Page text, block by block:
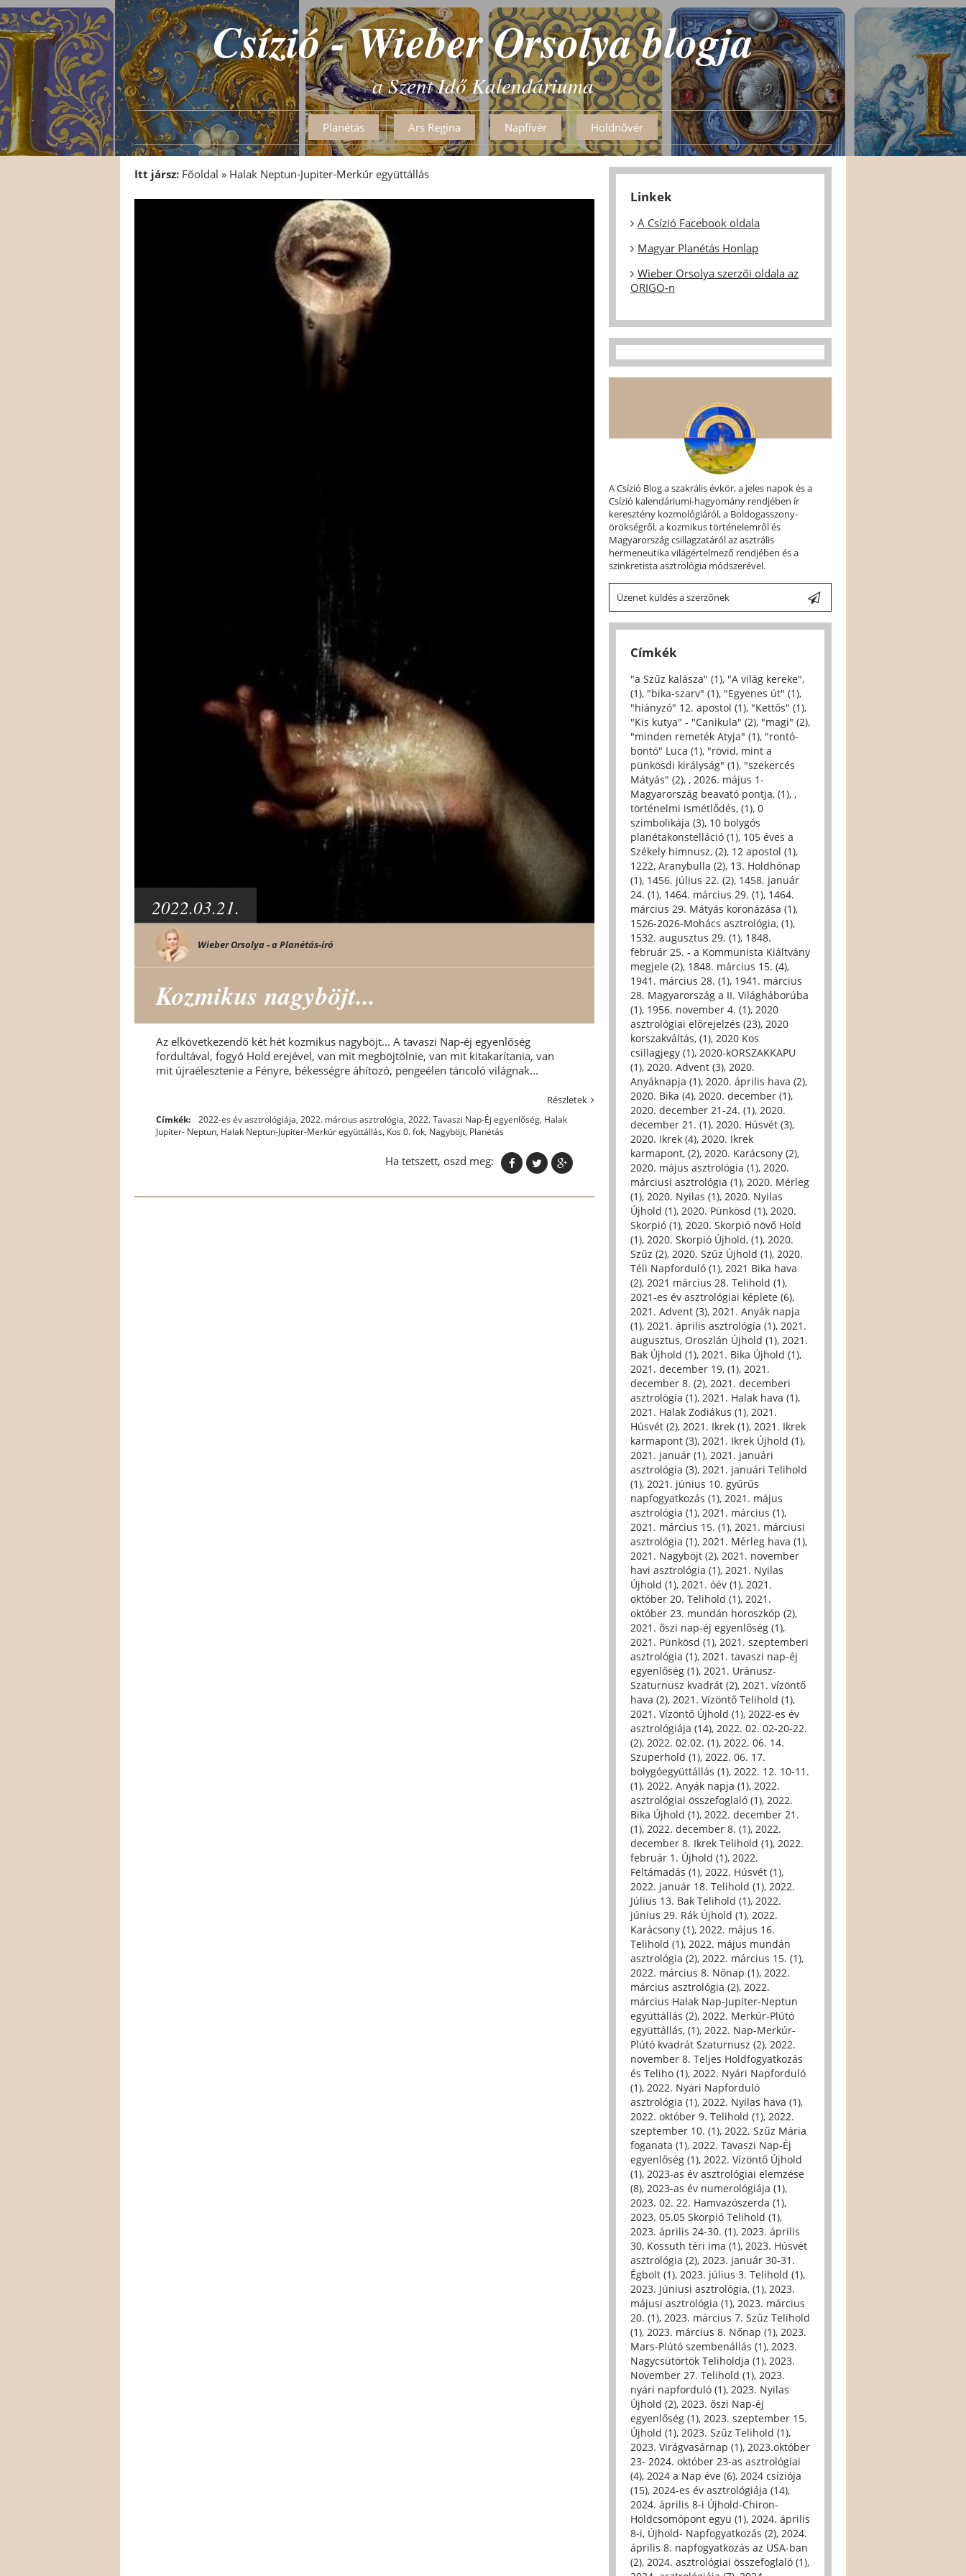
Csízió - Wieber Orsolya blogja
a Szent Idő Kalendáriuma
Planétás Ars Regina Napfívér Holdnővér
Itt jársz: Főoldal » Halak Neptun-Jupiter-Merkúr együttállás
2022.03.21.
Wieber Orsolya - a Planétás-író
Kozmikus nagyböjt...
Az elkövetkezendő két hét kozmikus nagyböjt... A tavaszi Nap-éj egyenlőség
fordultával, fogyó Hold erejével, van mit megböjtölnie, van mit kitakarítania, van
mit újraélesztenie a Fényre, békességre áhítozó, pengeélen táncoló világnak...
Részletek
Címkék: 2022-es év asztrológiája, 2022. március asztrológia, 2022. Tavaszi Nap-Éj egyenlőség, Halak
Jupiter- Neptun, Halak Neptun-Jupiter-Merkúr együttállás, Kos 0. fok, Nagyböjt, Planétás
Ha tetszett, oszd meg:
Linkek
A Csízió Facebook oldala
Magyar Planétás Honlap
Wieber Orsolya szerzői oldala az
ORIGO-n
A Csízió Blog a szakrális évkör, a jeles napok és a
Csízió kalendáriumi-hagyomány rendjében ír
keresztény kozmológiáról, a Boldogasszony-
örökségről, a kozmikus történelemről és
Magyarország csillagzatáról az asztrális
hermeneutika világértelmező rendjében és a
szinkretista asztrológia módszerével.
Üzenet küldés a szerzőnek
Címkék
"a Szűz kalásza" (1), "A világ kereke",
(1), "bika-szarv" (1), "Egyenes út" (1),
"hiányzó" 12. apostol (1), "Kettős" (1),
"Kis kutya" - "Canikula" (2), "magi" (2),
"minden remeték Atyja" (1), "rontó-
bontó" Luca (1), "rövid, mint a
pünkösdi királyság" (1), "szekercés
Mátyás" (2), , 2026. május 1-
Magyarország beavató pontja, (1), ,
történelmi ismétlődés, (1), 0
szimbolikája (3), 10 bolygós
planétakonstelláció (1), 105 éves a
Székely himnusz, (2), 12 apostol (1),
1222, Aranybulla (2), 13. Holdhónap
(1), 1456. július 22. (2), 1458. január
24. (1), 1464. március 29. (1), 1464.
március 29. Mátyás koronázása (1),
1526-2026-Mohács asztrológia, (1),
1532. augusztus 29. (1), 1848.
február 25. - a Kommunista Kiáltvány
megjele (2), 1848. március 15. (4),
1941. március 28. (1), 1941. március
28. Magyarország a II. Világháborúba
(1), 1956. november 4. (1), 2020
asztrológiai előrejelzés (23), 2020
korszakváltás, (1), 2020 Kos
csillagjegy (1), 2020-kORSZAKKAPU
(1), 2020. Advent (3), 2020.
Anyáknapja (1), 2020. április hava (2),
2020. Bika (4), 2020. december (1),
2020. december 21-24. (1), 2020.
december 21. (1), 2020. Húsvét (3),
2020. Ikrek (4), 2020. Ikrek
karmapont, (2), 2020. Karácsony (2),
2020. május asztrológia (1), 2020.
márciusi asztrológia (1), 2020. Mérleg
(1), 2020. Nyilas (1), 2020. Nyilas
Újhold (1), 2020. Pünkösd (1), 2020.
Skorpió (1), 2020. Skorpió növő Hold
(1), 2020. Skorpió Újhold, (1), 2020.
Szűz (2), 2020. Szűz Újhold (1), 2020.
Téli Napforduló (1), 2021 Bika hava
(2), 2021 március 28. Telihold (1),
2021-es év asztrológiai képlete (6),
2021. Advent (3), 2021. Anyák napja
(1), 2021. április asztrológia (1), 2021.
augusztus, Oroszlán Újhold (1), 2021.
Bak Újhold (1), 2021. Bika Újhold (1),
2021. december 19, (1), 2021.
december 8. (2), 2021. decemberi
asztrológia (1), 2021. Halak hava (1),
2021. Halak Zodiákus (1), 2021.
Húsvét (2), 2021. Ikrek (1), 2021. Ikrek
karmapont (3), 2021. Ikrek Újhold (1),
2021. január (1), 2021. januári
asztrológia (3), 2021. januári Telihold
(1), 2021. június 10. gyűrűs
napfogyatkozás (1), 2021. május
asztrológia (1), 2021. március (1),
2021. március 15. (1), 2021. márciusi
asztrológia (1), 2021. Mérleg hava (1),
2021. Nagyböjt (2), 2021. november
havi asztrológia (1), 2021. Nyilas
Újhold (1), 2021. óév (1), 2021.
október 20. Telihold (1), 2021.
október 23. mundán horoszkóp (2),
2021. őszi nap-éj egyenlőség (1),
2021. Pünkösd (1), 2021. szeptemberi
asztrológia (1), 2021. tavaszi nap-éj
egyenlőség (1), 2021. Uránusz-
Szaturnusz kvadrát (2), 2021. vízöntő
hava (2), 2021. Vízöntő Telihold (1),
2021. Vízöntő Újhold (1), 2022-es év
asztrológiája (14), 2022. 02. 02-20-22.
(2), 2022. 02.02. (1), 2022. 06. 14.
Szuperhold (1), 2022. 06. 17.
bolygóegyüttállás (1), 2022. 12. 10-11.
(1), 2022. Anyák napja (1), 2022.
asztrológiai összefoglaló (1), 2022.
Bika Újhold (1), 2022. december 21.
(1), 2022. december 8. (1), 2022.
december 8. Ikrek Telihold (1), 2022.
február 1. Újhold (1), 2022.
Feltámadás (1), 2022. Húsvét (1),
2022. január 18. Telihold (1), 2022.
Július 13. Bak Telihold (1), 2022.
június 29. Rák Újhold (1), 2022.
Karácsony (1), 2022. május 16.
Telihold (1), 2022. május mundán
asztrológia (2), 2022. március 15. (1),
2022. március 8. Nőnap (1), 2022.
március asztrológia (2), 2022.
március Halak Nap-Jupiter-Neptun
együttállás (2), 2022. Merkúr-Plútó
együttállás, (1), 2022. Nap-Merkúr-
Plútó kvadrát Szaturnusz (2), 2022.
november 8. Teljes Holdfogyatkozás
és Teliho (1), 2022. Nyári Napforduló
(1), 2022. Nyári Napforduló
asztrológia (1), 2022. Nyilas hava (1),
2022. október 9. Telihold (1), 2022.
szeptember 10. (1), 2022. Szűz Mária
foganata (1), 2022. Tavaszi Nap-Éj
egyenlőség (1), 2022. Vízöntő Újhold
(1), 2023-as év asztrológiai elemzése
(8), 2023-as év numerológiája (1),
2023. 02. 22. Hamvazószerda (1),
2023. 05.05 Skorpió Telihold (1),
2023. április 24-30. (1), 2023. április
30, Kossuth téri ima (1), 2023. Húsvét
asztrológia (2), 2023. január 30-31.
Égbolt (1), 2023. július 3. Telihold (1),
2023. Júniusi asztrológia, (1), 2023.
májusi asztrológia (1), 2023. március
20. (1), 2023. március 7. Szűz Telihold
(1), 2023. március 8. Nőnap (1), 2023.
Mars-Plútó szembenállás (1), 2023.
Nagycsütörtök Teliholdja (1), 2023.
November 27. Telihold (1), 2023.
nyári napforduló (1), 2023. Nyilas
Újhold (2), 2023. őszi Nap-éj
egyenlőség (1), 2023. szeptember 15.
Újhold (1), 2023. Szűz Telihold (1),
2023. Virágvasárnap (1), 2023.október
23- 2024. október 23-as asztrológiai
(4), 2024 a Nap éve (6), 2024 csíziója
(15), 2024-es év asztrológiája (14),
2024. április 8-i Újhold-Chiron-
Holdcsomópont együ (1), 2024. április
8-i, Újhold- Napfogyatkozás (2), 2024.
április 8. napfogyatkozás az USA-ban
(2), 2024. asztrológiai összefoglaló (1),